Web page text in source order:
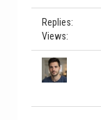
Replies:
Views: